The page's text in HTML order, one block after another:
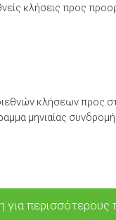
κλήσεις προς
κλήσεων προς
μηνιαίας
για περισσότερους